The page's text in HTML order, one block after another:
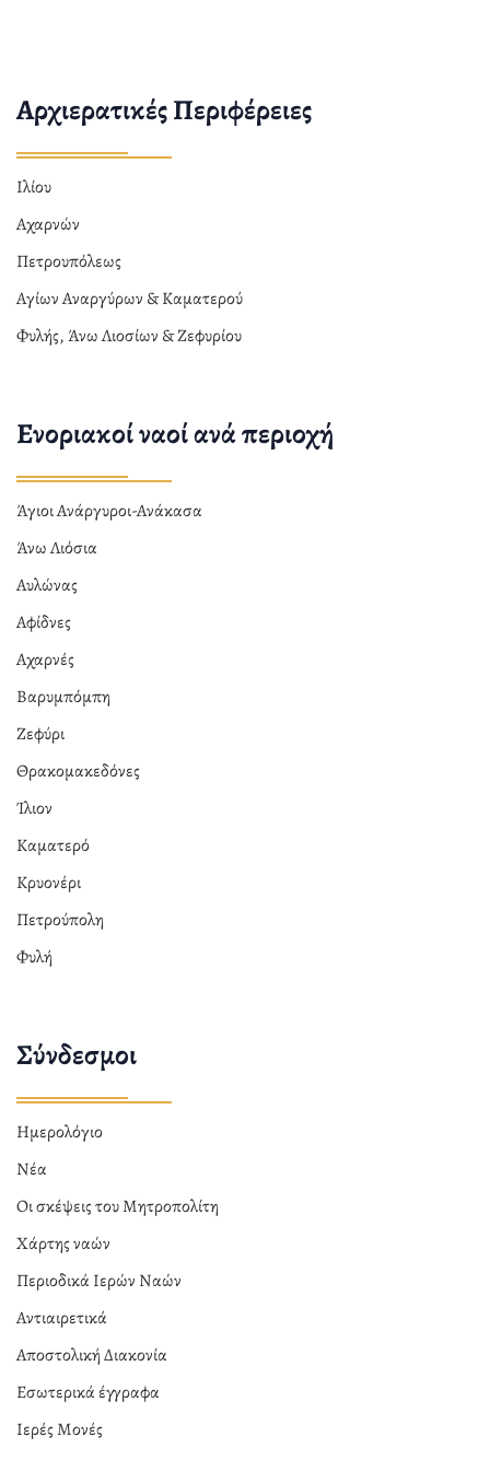
Αρχιερατικές Περιφέρειες
Ιλίου
Αχαρνών
Πετρουπόλεως
Αγίων Αναργύρων & Καματερού
Φυλής, Άνω Λιοσίων & Ζεφυρίου
Ενοριακοί ναοί ανά περιοχή
Άγιοι Ανάργυροι-Ανάκασα
Άνω Λιόσια
Αυλώνας
Αφίδνες
Αχαρνές
Βαρυμπόμπη
Ζεφύρι
Θρακομακεδόνες
Ίλιον
Καματερό
Κρυονέρι
Πετρούπολη
Φυλή
Σύνδεσμοι
Ημερολόγιο
Νέα
Οι σκέψεις του Μητροπολίτη
Χάρτης ναών
Περιοδικά Ιερών Ναών
Αντιαιρετικά
Αποστολική Διακονία
Εσωτερικά έγγραφα
Ιερές Μονές